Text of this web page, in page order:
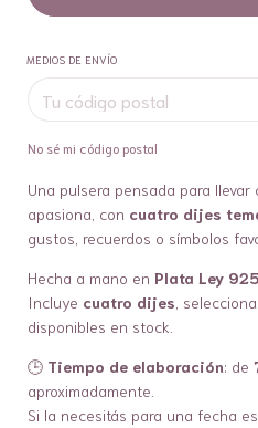
MEDIOS DE ENVÍO
No sé mi código postal
Una pulsera pensada para
apasiona, con cuatro dijes
gustos, recuerdos o símbolos
Hecha a mano en Plata Ley 925
Incluye cuatro dijes ,
disponibles en stock.
🕒 Tiempo de elaboración: de
aproximadamente.
Si la necesitás para una fecha